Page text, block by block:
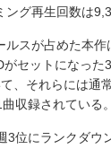
グ再生回数は
スが占めた本作
セットになっ
、それらには通
収録されている。
位にランクダウ